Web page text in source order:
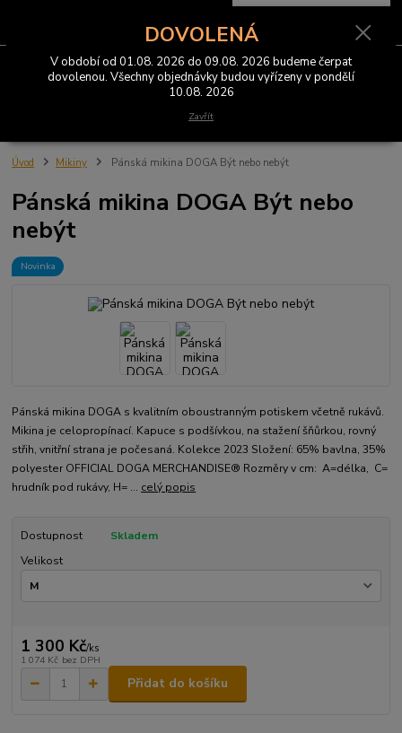
Menu
0 Kč
Úvod Mikiny Pánská mikina DOGA Být nebo nebýt
Pánská mikina DOGA Být nebo
nebýt
Novinka
Pánská mikina DOGA s kvalitním oboustranným potiskem včetně rukávů.
Mikina je celopropínací. Kapuce s podšívkou, na stažení šňůrkou, rovný
střih, vnitřní strana je počesaná. Kolekce 2023 Složení: 65% bavlna, 35%
polyester OFFICIAL DOGA MERCHANDISE® Rozměry v cm: A=délka, C=
hrudník pod rukávy, H= ... celý popis
Dostupnost
Skladem
Velikost
1 300 Kč/ks
1 074 Kč bez DPH
Přidat do košíku
DOVOLENÁ
V období od 01.08. 2026 do 09.08. 2026 budeme čerpat
dovolenou. Všechny objednávky budou vyřízeny v pondělí
10.08. 2026
Zavřít